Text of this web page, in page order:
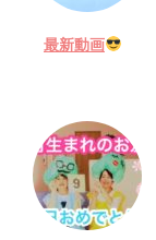
最新動画